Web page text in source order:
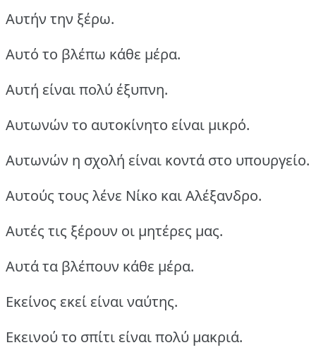
Αυτήν την ξέρω.
Αυτό το βλέπω κάθε μέρα.
Αυτή είναι πολύ έξυπνη.
Αυτωνών το αυτοκίνητο είναι μικρό.
Αυτωνών η σχολή είναι κοντά στο υπουργείο.
Αυτούς τους λένε Νίκο και Αλέξανδρο.
Αυτές τις ξέρουν οι μητέρες μας.
Αυτά τα βλέπουν κάθε μέρα.
Εκείνος εκεί είναι ναύτης.
Εκεινού το σπίτι είναι πολύ μακριά.